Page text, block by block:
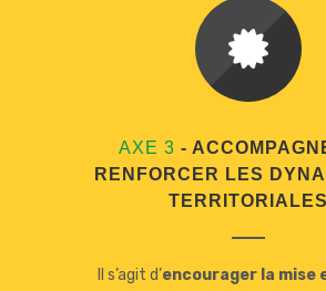
AXE 3 -
RENFORCER LES
TERRITORIALES
Il s’agit d’encourager la mise